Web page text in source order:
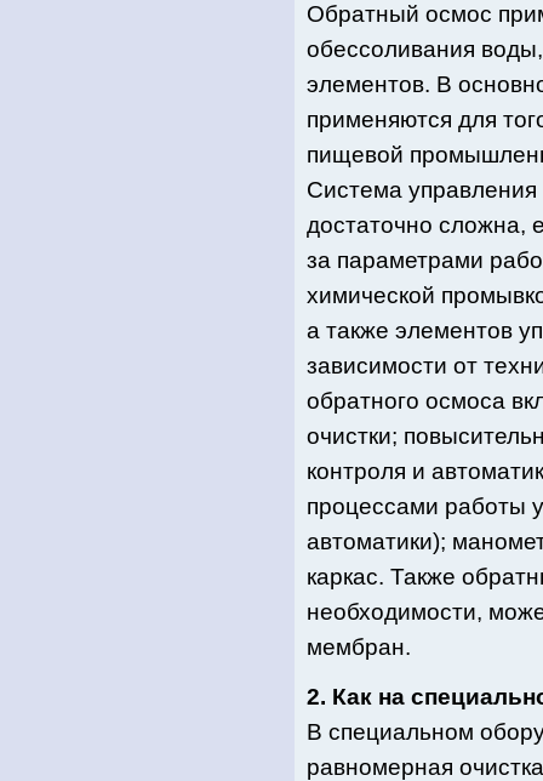
Обратный осмос
обессоливания
элементов. В
применяются для
пищевой
Система
достаточно сложна,
за параметрами
химической
а также элементов
зависимости от
обратного осмоса
очистки;
контроля и
процессами работы
автоматики);
каркас. Также
необходимости,
мембран.
2. Как на
В специальном
равномерная